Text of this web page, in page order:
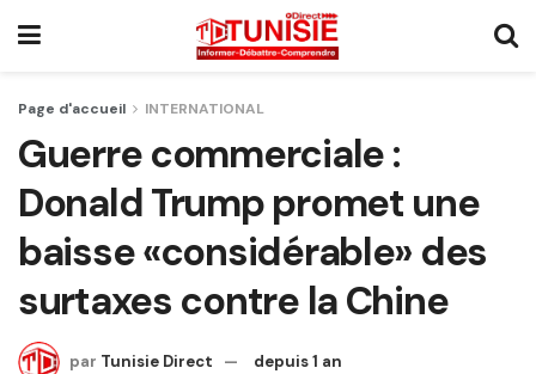
Page d'accueil INTERNATIONAL
Guerre commerciale :
Donald Trump promet une
baisse «considérable» des
surtaxes contre la Chine
par Tunisie Direct depuis 1 an